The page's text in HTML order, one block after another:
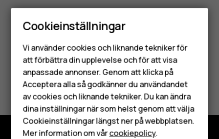
Smartphones
Mobiltelefoner
Tillbehör
HMD Terra M
Surfplattor
Var detta till hjälp?
Ja Nej
Cookieinställningar
Vi använder cookies och liknande tekniker för
att förbättra din upplevelse och för att visa
anpassade annonser. Genom att klicka på
Acceptera alla så godkänner du användandet
av cookies och liknande tekniker. Du kan ändra
dina inställningar när som helst genom att välja
Cookieinställningar längst ner på webbplatsen.
Mer information om vårcookiepolicy.